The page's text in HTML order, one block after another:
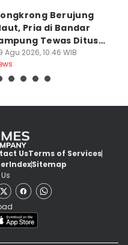
Berujung
Pria di Bandar
Tewas Ditusuk
Agu 2026, 10:46 WIB
UsTerms of Services
IndexSitemap